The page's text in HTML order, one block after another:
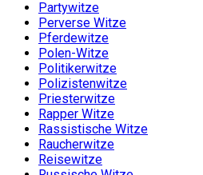
Partywitze
Perverse Witze
Pferdewitze
Polen-Witze
Politikerwitze
Polizistenwitze
Priesterwitze
Rapper Witze
Rassistische Witze
Raucherwitze
Reisewitze